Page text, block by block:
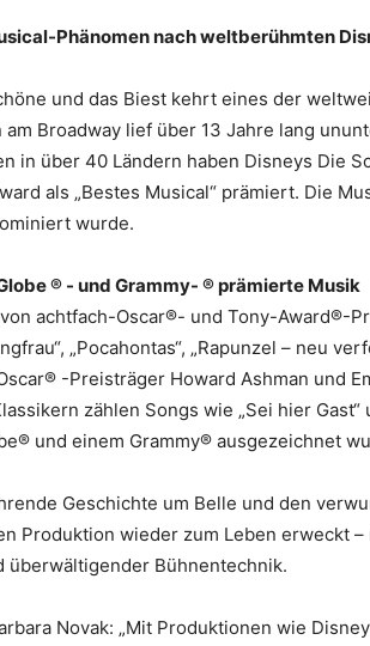
Phänomen nach weltberühmten
und das Biest kehrt eines der
Broadway lief über 13 Jahre lang
in über 40 Ländern haben Disneys Die
als „Bestes Musical“ prämiert. Die
wurde.
® - und Grammy- ® prämierte Musik
achtfach-Oscar®- und Tony-Award®-
„Pocahontas“, „Rapunzel – neu
-Preisträger Howard Ashman und
zählen Songs wie „Sei hier
und einem Grammy® ausgezeichnet
Geschichte um Belle und den
Produktion wieder zum Leben erweckt
überwältigender Bühnentechnik.
Novak: „Mit Produktionen wie